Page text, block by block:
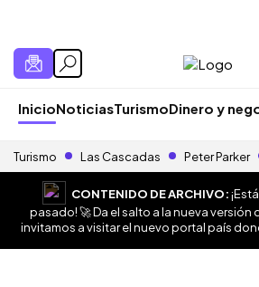
InicioNoticiasTurismoDinero y
Turismo Las Cascadas Peter Parker
CONTENIDO DE ARCHIVO:
pasado! 🚀 Da el salto a la nueva versión
invitamos a visitar el nuevo portal país